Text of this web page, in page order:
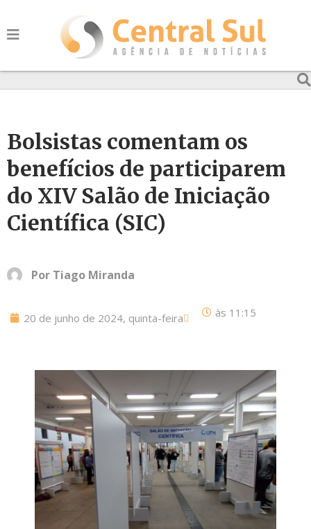
Bolsistas comentam os
benefícios de participarem
do XIV Salão de Iniciação
Científica (SIC)
Por Tiago Miranda
20 de junho de 2024, quinta-feira às 11:15